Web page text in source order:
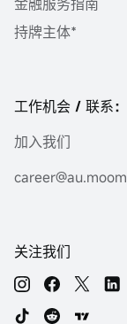
持牌主体*
工作机会 / 联系：
加入我们
关注我们